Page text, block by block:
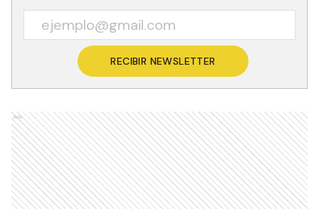
RECIBIR NEWSLETTER
Ads